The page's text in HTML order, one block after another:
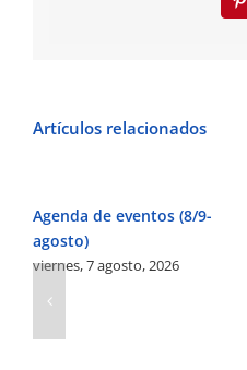
Artículos relacionados
Agenda de eventos (8/9-
agosto)
viernes, 7 agosto, 2026